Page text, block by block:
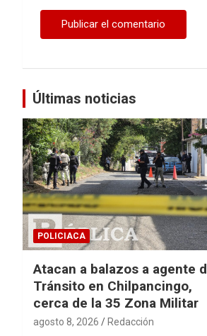
Últimas noticias
POLICIACA
Atacan a balazos a agente
Tránsito en Chilpancingo,
cerca de la 35 Zona Militar
agosto 8, 2026 Redacción